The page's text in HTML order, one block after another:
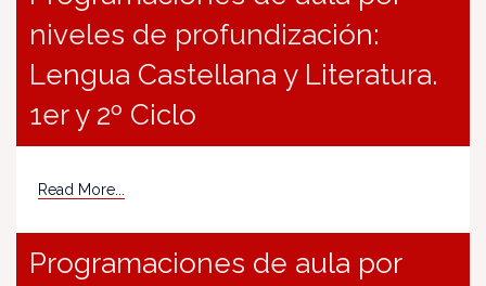
niveles de profundización:
Lengua Castellana y Literatura.
1er y 2º Ciclo
Read More...
Programaciones de aula por